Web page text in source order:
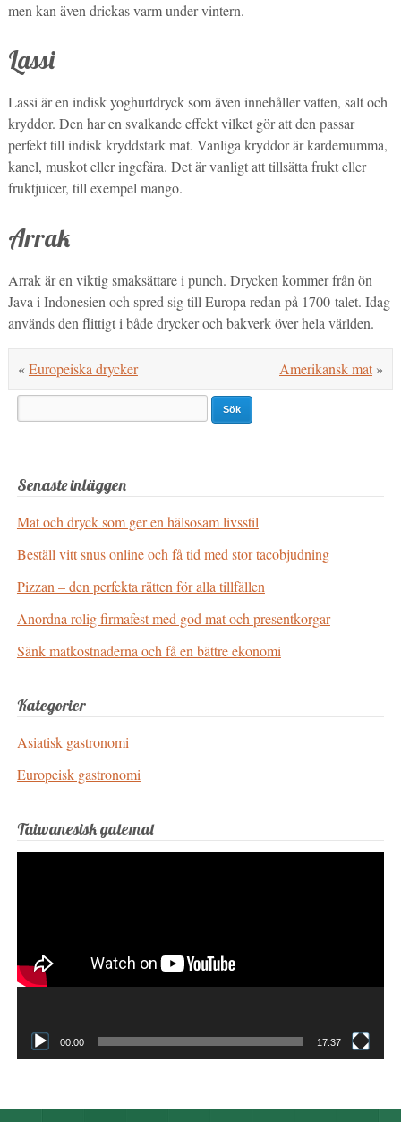
men kan även drickas varm under vintern.
Lassi
Lassi är en indisk yoghurtdryck som även innehåller vatten, salt och
kryddor. Den har en svalkande effekt vilket gör att den passar
perfekt till indisk kryddstark mat. Vanliga kryddor är kardemumma,
kanel, muskot eller ingefära. Det är vanligt att tillsätta frukt eller
fruktjuicer, till exempel mango.
Arrak
Arrak är en viktig smaksättare i punch. Drycken kommer från ön
Java i Indonesien och spred sig till Europa redan på 1700-talet. Idag
används den flittigt i både drycker och bakverk över hela världen.
Amerikansk mat »
«Europeiska drycker
Search
for:
Senaste inläggen
Mat och dryck som ger en hälsosam livsstil
Beställ vitt snus online och få tid med stor tacobjudning
Pizzan – den perfekta rätten för alla tillfällen
Anordna rolig firmafest med god mat och presentkorgar
Sänk matkostnaderna och få en bättre ekonomi
Kategorier
Asiatisk gastronomi
Europeisk gastronomi
Taiwanesisk gatemat
00:00 17:37